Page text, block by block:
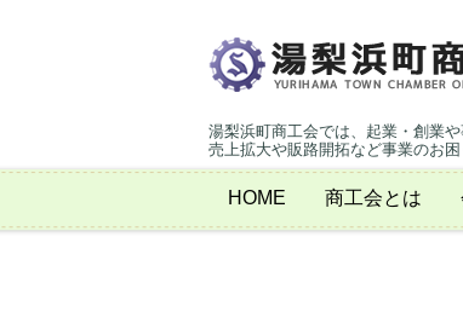
湯梨浜町商工会では、起業・創業
売上拡大や販路開拓など事業のお
HOME 商工会とは